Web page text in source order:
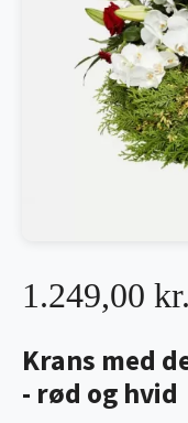
Krans med
- rød og hvid
1.249,00 kr.